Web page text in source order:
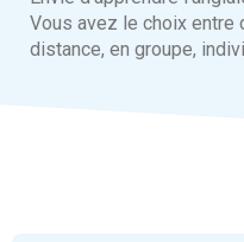
Vous avez le choix entre
distance, en groupe,